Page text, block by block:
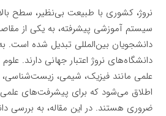
نروژ، کشوری با طبیعت بی‌نظیر، سطح
سیستم آموزشی پیشرفته، به یکی از
دانشجویان بین‌المللی تبدیل شده است.
دانشگاه‌های نروژ اعتبار جهانی دارند.
علمی مانند فیزیک، شیمی،
اطلاق می‌شود که برای پیشرفت‌های
ضروری هستند. در این مقاله، به بررسی